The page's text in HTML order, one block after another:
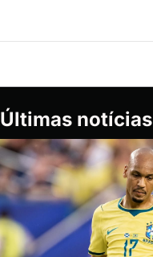
Últimas notícias